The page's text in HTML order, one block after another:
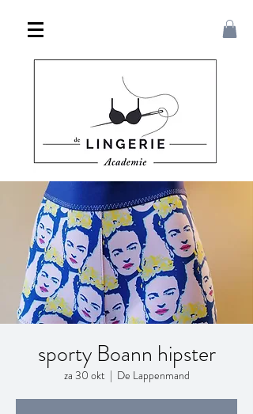
sporty Boann hipster
za 30 okt
  |
De Lappenmand